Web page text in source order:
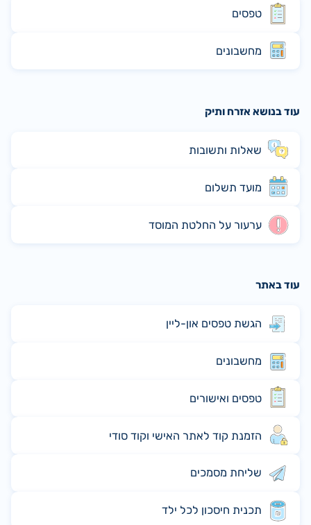
טפסים
מחשבונים
עוד בנושא אזרח ותיק
שאלות ותשובות
מועד תשלום
ערעור על החלטת המוסד
עוד באתר
הגשת טפסים און-ליין
מחשבונים
טפסים ואישורים
הזמנת קוד לאתר האישי וקוד סודי
שליחת מסמכים
תכנית חיסכון לכל ילד